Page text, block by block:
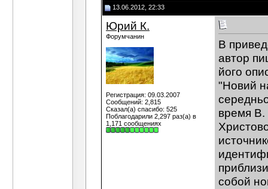
13.06.2012, 22:33
Юрий К.
Форумчанин
Регистрация: 09.03.2007
Сообщений: 2,815
Сказал(а) спасибо: 525
Поблагодарили 2,297 раз(а) в
1,171 сообщениях
В
автор
його
"Новий
время В.
собой